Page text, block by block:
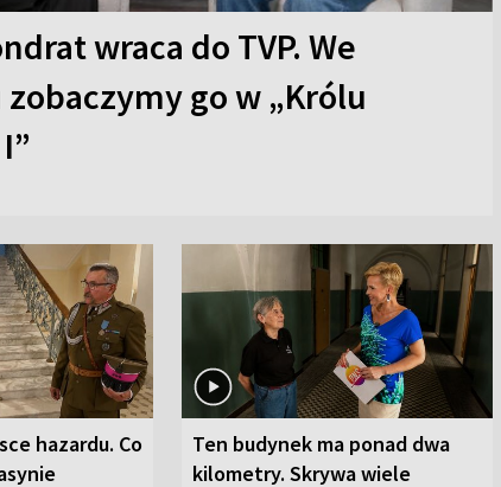
wraca do TVP. We
go w „Królu
hazardu. Co
Ten budynek ma ponad dwa
kilometry. Skrywa wiele